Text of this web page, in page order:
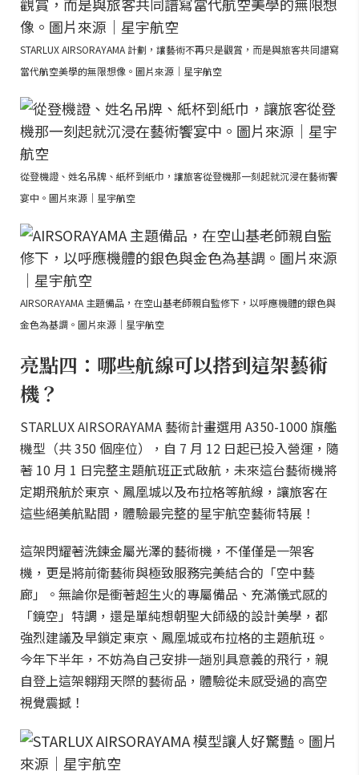
STARLUX AIRSORAYAMA 計劃，讓藝術不再只是觀賞，而是與旅客共同譜寫
當代航空美學的無限想像。圖片來源｜星宇航空
從登機證、姓名吊牌、紙杯到紙巾，讓旅客從登機那一刻起就沉浸在藝術饗
宴中。圖片來源｜星宇航空
AIRSORAYAMA 主題備品，在空山基老師親自監修下，以呼應機體的銀色與
金色為基調。圖片來源｜星宇航空
亮點四：哪些航線可以搭到這架藝術
機？
STARLUX AIRSORAYAMA 藝術計畫選用 A350-1000 旗艦
機型（共 350 個座位），自 7 月 12 日起已投入營運，隨
著 10 月 1 日完整主題航班正式啟航，未來這台藝術機將
定期飛航於東京、鳳凰城以及布拉格等航線，讓旅客在
這些絕美航點間，體驗最完整的星宇航空藝術特展！
這架閃耀著洗鍊金屬光澤的藝術機，不僅僅是一架客
機，更是將前衛藝術與極致服務完美結合的「空中藝
廊」。無論你是衝著超生火的專屬備品、充滿儀式感的
「鏡空」特調，還是單純想朝聖大師級的設計美學，都
強烈建議及早鎖定東京、鳳凰城或布拉格的主題航班。
今年下半年，不妨為自己安排一趟別具意義的飛行，親
自登上這架翱翔天際的藝術品，體驗從未感受過的高空
視覺震撼！